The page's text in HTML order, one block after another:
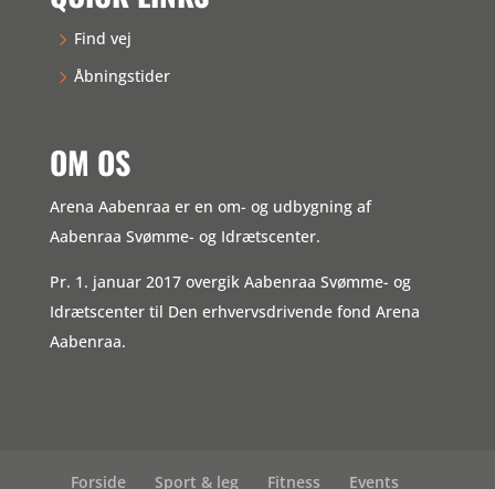
Find vej
Åbningstider
OM OS
Arena Aabenraa er en om- og udbygning af
Aabenraa Svømme- og Idrætscenter.
Pr. 1. januar 2017 overgik Aabenraa Svømme- og
Idrætscenter til Den erhvervsdrivende fond Arena
Aabenraa.
Forside Sport & leg Fitness Events